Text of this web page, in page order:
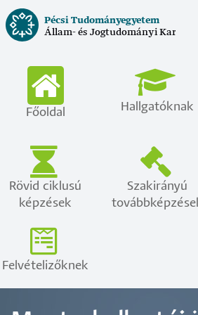
Ugrás
a
tartalomra
Pécsi Tudományegyetem
Állam- és Jogtudományi Kar
Főoldal Hallgatóknak
Rövid ciklusú
képzések
Szakirányú
Felvételizőknek